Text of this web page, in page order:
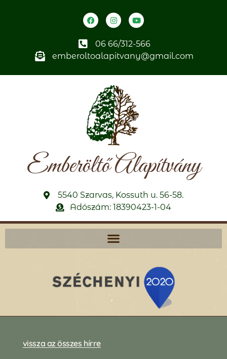
06 66/312-566
emberoltoalapitvany@gmail.com
Emberöltő Alapítvány
5540 Szarvas, Kossuth u. 56-58.
Adószám: 18390423-1-04
vissza az összes hírre